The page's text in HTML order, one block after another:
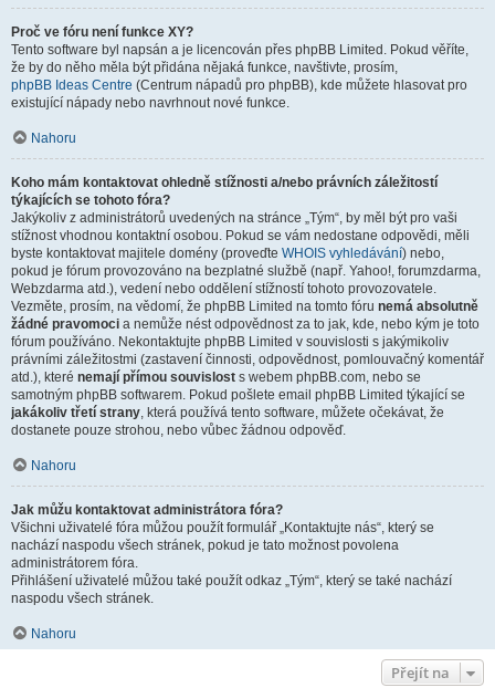
Proč ve fóru není funkce XY?
Tento software byl napsán a je licencován přes phpBB Limited. Pokud věříte,
že by do něho měla být přidána nějaká funkce, navštivte, prosím,
phpBB Ideas Centre (Centrum nápadů pro phpBB), kde můžete hlasovat pro
existující nápady nebo navrhnout nové funkce.
Nahoru
Koho mám kontaktovat ohledně stížnosti a/nebo právních záležitostí
týkajících se tohoto fóra?
Jakýkoliv z administrátorů uvedených na stránce „Tým“, by měl být pro vaši
stížnost vhodnou kontaktní osobou. Pokud se vám nedostane odpovědi, měli
byste kontaktovat majitele domény (proveďte WHOIS vyhledávání) nebo,
pokud je fórum provozováno na bezplatné službě (např. Yahoo!, forumzdarma,
Webzdarma atd.), vedení nebo oddělení stížností tohoto provozovatele.
Vezměte, prosím, na vědomí, že phpBB Limited na tomto fóru nemá absolutně
žádné pravomoci a nemůže nést odpovědnost za to jak, kde, nebo kým je toto
fórum používáno. Nekontaktujte phpBB Limited v souvislosti s jakýmikoliv
právními záležitostmi (zastavení činnosti, odpovědnost, pomlouvačný komentář
atd.), které nemají přímou souvislost s webem phpBB.com, nebo se
samotným phpBB softwarem. Pokud pošlete email phpBB Limited týkající se
jakákoliv třetí strany, která používá tento software, můžete očekávat, že
dostanete pouze strohou, nebo vůbec žádnou odpověď.
Nahoru
Jak můžu kontaktovat administrátora fóra?
Všichni uživatelé fóra můžou použít formulář „Kontaktujte nás“, který se
nachází naspodu všech stránek, pokud je tato možnost povolena
administrátorem fóra.
Přihlášení uživatelé můžou také použít odkaz „Tým“, který se také nachází
naspodu všech stránek.
Nahoru
Přejít na